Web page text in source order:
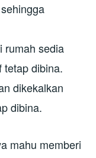
sehingga
rumah sedia
tetap dibina.
dikekalkan
dibina.
mahu memberi